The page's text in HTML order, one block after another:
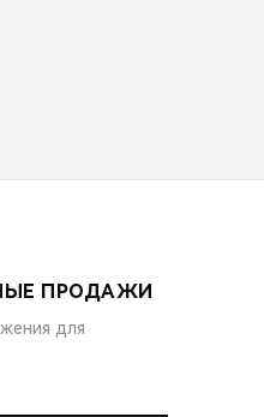
ПРОДАЖИ
для